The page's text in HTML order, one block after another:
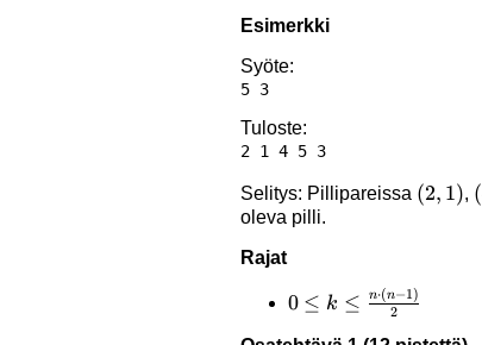
Esimerkki
Syöte:
5 3
Tuloste:
2 1 4 5 3
Selitys: Pillipareissa (2,1)
(2, 1), (
oleva pilli.
Rajat
0 \le k \le
0 ≤ k ≤ 2
n⋅(n−1)